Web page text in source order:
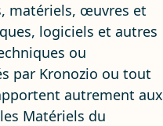
matériels, œuvres et
logiciels et autres
ou
par Kronozio ou tout
autrement aux
Matériels du